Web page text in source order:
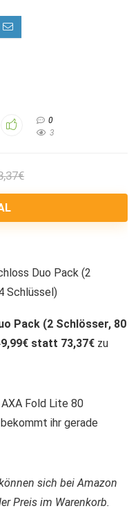
0
3
Pack (2 Schlösser, 80
statt 73,37€ zu
Fold Lite 80
ihr gerade
sich bei Amazon
Preis im Warenkorb.